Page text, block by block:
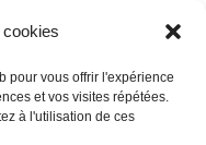
pour vous offrir l'expérience
et vos visites répétées.
à l'utilisation de ces